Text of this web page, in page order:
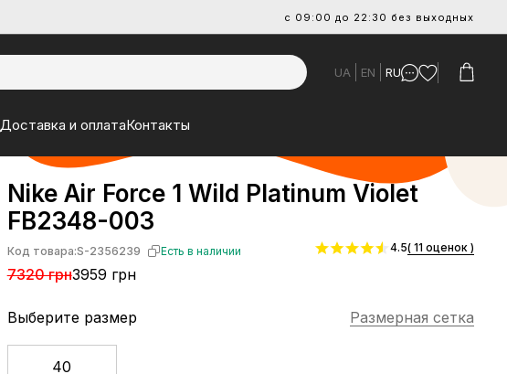
с 09:00 до 22:30 без выходных
UA EN RU
Доставка и оплатаКонтакты
Nike Air Force 1 Wild Platinum Violet
FB2348-003
Код товара:S-2356239 Есть в наличии
7320 грн3959 грн
4.5( 11 оценок )
Выберите размер Размерная сетка
40